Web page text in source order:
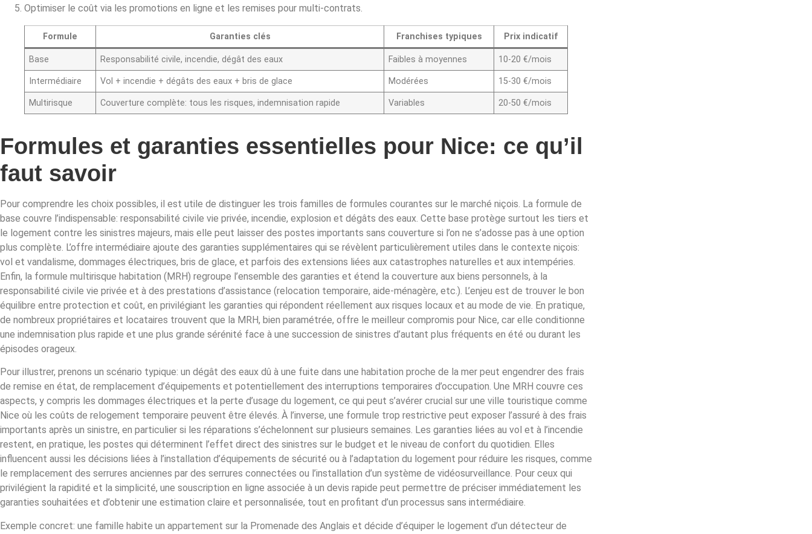
Optimiser le coût via les promotions en ligne et les remises pour multi-contrats.
Formule Garanties clés Franchises typiques Prix indicatif
Base Responsabilité civile, incendie, dégât des eaux Faibles à moyennes 10-20 €/mois
Intermédiaire Vol + incendie + dégâts des eaux + bris de glace Modérées 15-30 €/mois
Multirisque Couverture complète: tous les risques, indemnisation rapide Variables 20-50 €/mois
Formules et garanties essentielles pour Nice: ce qu’il
faut savoir
Pour comprendre les choix possibles, il est utile de distinguer les trois familles de formules courantes sur le marché niçois. La formule de
base couvre l’indispensable: responsabilité civile vie privée, incendie, explosion et dégâts des eaux. Cette base protège surtout les tiers et
le logement contre les sinistres majeurs, mais elle peut laisser des postes importants sans couverture si l’on ne s’adosse pas à une option
plus complète. L’offre intermédiaire ajoute des garanties supplémentaires qui se révèlent particulièrement utiles dans le contexte niçois:
vol et vandalisme, dommages électriques, bris de glace, et parfois des extensions liées aux catastrophes naturelles et aux intempéries.
Enfin, la formule multirisque habitation (MRH) regroupe l’ensemble des garanties et étend la couverture aux biens personnels, à la
responsabilité civile vie privée et à des prestations d’assistance (relocation temporaire, aide-ménagère, etc.). L’enjeu est de trouver le bon
équilibre entre protection et coût, en privilégiant les garanties qui répondent réellement aux risques locaux et au mode de vie. En pratique,
de nombreux propriétaires et locataires trouvent que la MRH, bien paramétrée, offre le meilleur compromis pour Nice, car elle conditionne
une indemnisation plus rapide et une plus grande sérénité face à une succession de sinistres d’autant plus fréquents en été ou durant les
épisodes orageux.
Pour illustrer, prenons un scénario typique: un dégât des eaux dû à une fuite dans une habitation proche de la mer peut engendrer des frais
de remise en état, de remplacement d’équipements et potentiellement des interruptions temporaires d’occupation. Une MRH couvre ces
aspects, y compris les dommages électriques et la perte d’usage du logement, ce qui peut s’avérer crucial sur une ville touristique comme
Nice où les coûts de relogement temporaire peuvent être élevés. À l’inverse, une formule trop restrictive peut exposer l’assuré à des frais
importants après un sinistre, en particulier si les réparations s’échelonnent sur plusieurs semaines. Les garanties liées au vol et à l’incendie
restent, en pratique, les postes qui déterminent l’effet direct des sinistres sur le budget et le niveau de confort du quotidien. Elles
influencent aussi les décisions liées à l’installation d’équipements de sécurité ou à l’adaptation du logement pour réduire les risques, comme
le remplacement des serrures anciennes par des serrures connectées ou l’installation d’un système de vidéosurveillance. Pour ceux qui
privilégient la rapidité et la simplicité, une souscription en ligne associée à un devis rapide peut permettre de préciser immédiatement les
garanties souhaitées et d’obtenir une estimation claire et personnalisée, tout en profitant d’un processus sans intermédiaire.
Exemple concret: une famille habite un appartement sur la Promenade des Anglais et décide d’équiper le logement d’un détecteur de